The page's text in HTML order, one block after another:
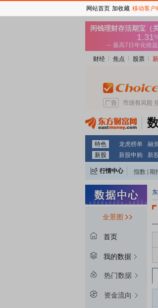
财经 焦点 股票
特色 龙虎榜单 融
新股
新股申购 新
行情中心 指数 期
全景图
首页
我的数据
热门数据
资金流向
网站首页 加收藏 移动客户